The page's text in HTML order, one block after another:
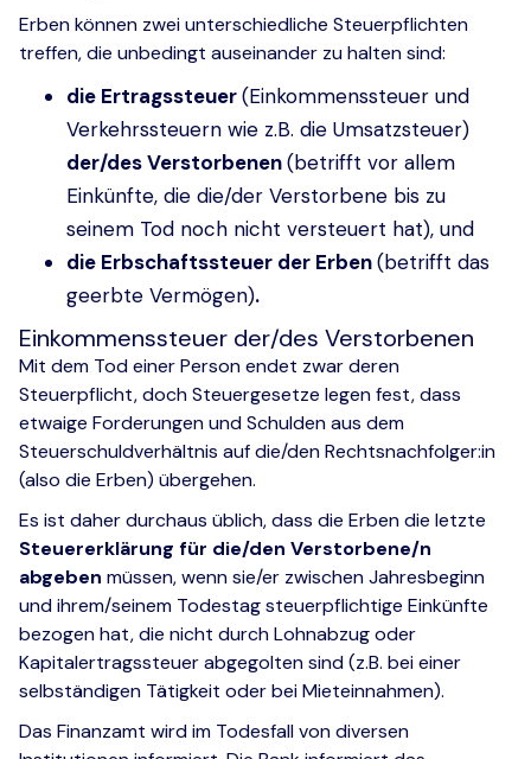
Erben können zwei unterschiedliche Steuerpflichten
treffen, die unbedingt auseinander zu halten sind:
die Ertragssteuer(Einkommenssteuer und
Verkehrssteuern wie z.B. die Umsatzsteuer)
der/des Verstorbenen(betrifft vor allem
Einkünfte, die die/der Verstorbene bis zu
seinem Tod noch nicht versteuert hat), und
die Erbschaftssteuer der Erben(betrifft das
geerbte Vermögen).
Einkommenssteuer der/des Verstorbenen
Mit dem Tod einer Person endet zwar deren
Steuerpflicht, doch Steuergesetze legen fest, dass
etwaige Forderungen und Schulden aus dem
Steuerschuldverhältnis auf die/den Rechtsnachfolger:in
(also die Erben) übergehen.
Es ist daher durchaus üblich, dass die Erben die letzte
Steuererklärung für die/den Verstorbene/n
abgeben müssen, wenn sie/er zwischen Jahresbeginn
und ihrem/seinem Todestag steuerpflichtige Einkünfte
bezogen hat, die nicht durch Lohnabzug oder
Kapitalertragssteuer abgegolten sind (z.B. bei einer
selbständigen Tätigkeit oder bei Mieteinnahmen).
Das Finanzamt wird im Todesfall von diversen